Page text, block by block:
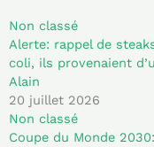
Non classé
Alerte: rappel de
coli, ils provenaient
Alain
20 juillet 2026
Non classé
Coupe du Monde